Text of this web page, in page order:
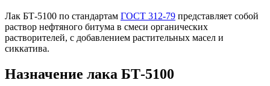
Лак БТ-5100 по стандартам ГОСТ 312-79 представляет собой
раствор нефтяного битума в смеси органических
растворителей, с добавлением растительных масел и
сиккатива.
Назначение лака БТ-5100